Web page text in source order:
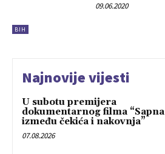
BIH
09.06.2020
Najnovije vijesti
U subotu premijera
dokumentarnog filma “Sapna
između čekića i nakovnja”
07.08.2026